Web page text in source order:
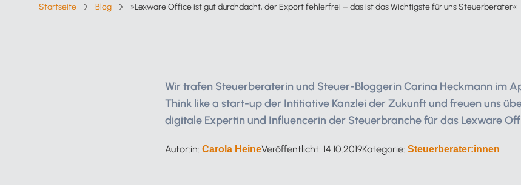
Breadcrumb-Navigation
Startseite Blog »Lexware Office ist gut durchdacht, der Export fehlerfrei – das ist das Wichtigste für uns Steuerberater«
Wir trafen Steuerberaterin und Steuer-Bloggerin Carina Heckmann im
Think like a start-up der Intitiative Kanzlei der Zukunft und freuen uns
digitale Expertin und Influencerin der Steuerbranche für das Lexware
Autor:in: Carola HeineVeröffentlicht: 14.10.2019Kategorie: Steuerberater:innen